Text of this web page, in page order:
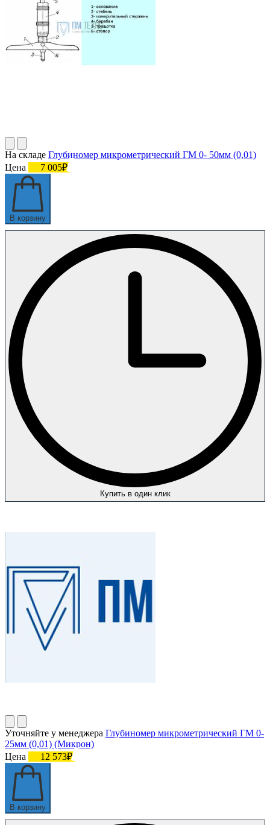
На складе Глубиномер микрометрический ГМ 0- 50мм (0,01)
Цена
7 005₽
В корзину
Купить в один клик
Уточняйте у менеджера Глубиномер микрометрический ГМ 0-
25мм (0,01) (Микрон)
Цена
12 573₽
В корзину